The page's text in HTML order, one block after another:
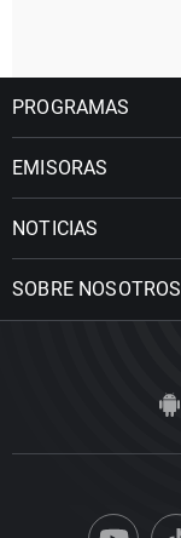
PROGRAMAS
EMISORAS
NOTICIAS
SOBRE NOSOTROS